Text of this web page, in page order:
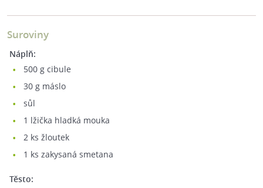
Suroviny
Náplň:
500 g cibule
30 g máslo
sůl
1 lžička hladká mouka
2 ks žloutek
1 ks zakysaná smetana
Těsto: